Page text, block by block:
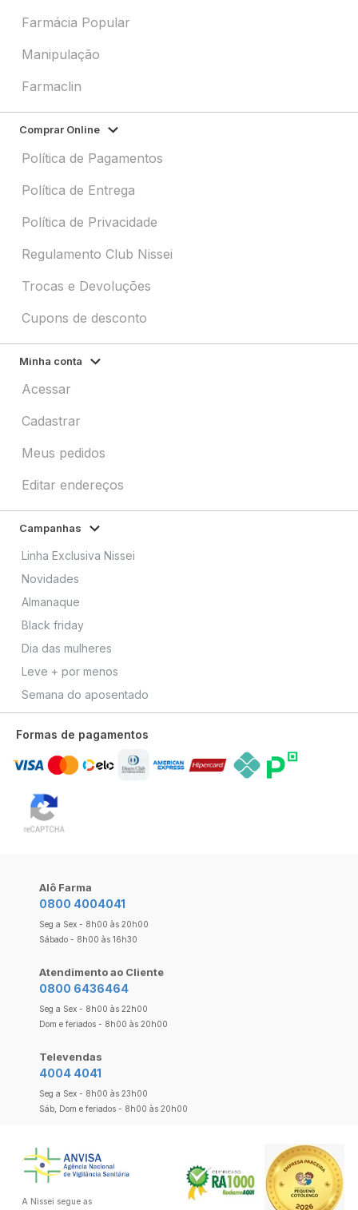
Farmácia Popular
Manipulação
Farmaclin
Comprar Online
Política de Pagamentos
Política de Entrega
Política de Privacidade
Regulamento Club Nissei
Trocas e Devoluções
Cupons de desconto
Minha conta
Acessar
Cadastrar
Meus pedidos
Editar endereços
Campanhas
Linha Exclusiva Nissei
Novidades
Almanaque
Black friday
Dia das mulheres
Leve + por menos
Semana do aposentado
Formas de pagamentos
Alô Farma
0800 4004041
Seg a Sex - 8h00 às 20h00
Sábado - 8h00 às 16h30
Atendimento ao Cliente
0800 6436464
Seg a Sex - 8h00 às 22h00
Dom e feriados - 8h00 às 20h00
Televendas
4004 4041
Seg a Sex - 8h00 às 23h00
Sáb, Dom e feriados - 8h00 às 20h00
A Nissei segue as